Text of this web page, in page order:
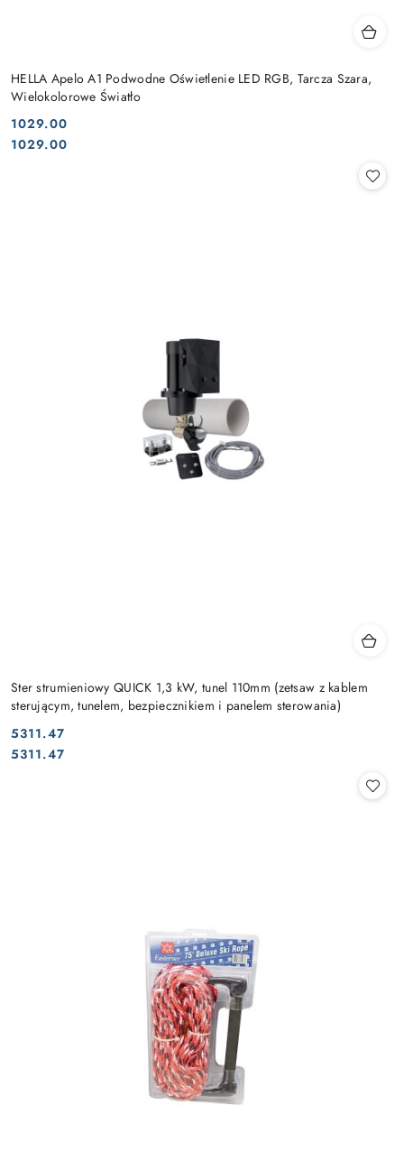
HELLA Apelo A1 Podwodne Oświetlenie LED RGB, Tarcza Szara,
Wielokolorowe Światło
Cena:
1029.00
Cena:
1029.00
Ster strumieniowy QUICK 1,3 kW, tunel 110mm (zetsaw z kablem
sterującym, tunelem, bezpiecznikiem i panelem sterowania)
Cena:
5311.47
Cena:
5311.47